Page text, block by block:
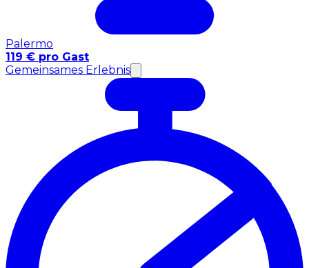
Palermo
119 € pro Gast
Gemeinsames Erlebnis